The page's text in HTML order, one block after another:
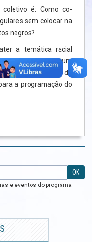
coletivo é: Como co-
sem colocar na
negros?
a temática racial
saúde mental num
o Coletivo Negro do
a programação do
OK
e eventos do programa